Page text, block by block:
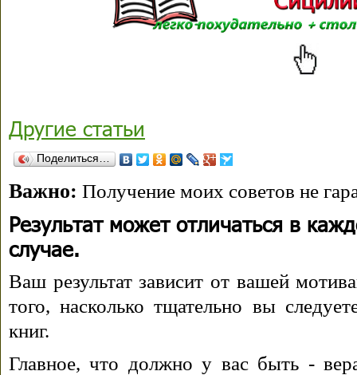
Другие статьи
Поделиться…
Важно: Получение моих советов не
Результат может отличаться в
случае.
Ваш результат зависит от вашей
того, насколько тщательно вы
книг.
Главное, что должно у вас быть -